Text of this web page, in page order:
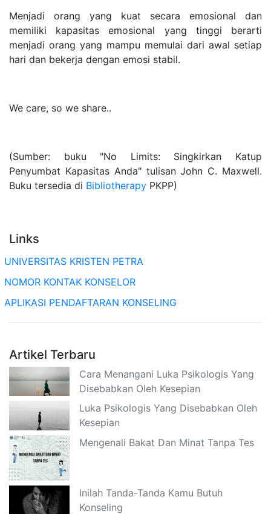
Menjadi orang yang kuat secara emosional dan
memiliki kapasitas emosional yang tinggi berarti
menjadi orang yang mampu memulai dari awal setiap
hari dan bekerja dengan emosi stabil.
We care, so we share..
(Sumber: buku "No Limits: Singkirkan Katup
Penyumbat Kapasitas Anda" tulisan John C. Maxwell.
Buku tersedia di Bibliotherapy PKPP)
Links
UNIVERSITAS KRISTEN PETRA
NOMOR KONTAK KONSELOR
APLIKASI PENDAFTARAN KONSELING
Artikel Terbaru
Cara Menangani Luka Psikologis Yang
Disebabkan Oleh Kesepian
Luka Psikologis Yang Disebabkan Oleh
Kesepian
Mengenali Bakat Dan Minat Tanpa Tes
Inilah Tanda-Tanda Kamu Butuh
Konseling